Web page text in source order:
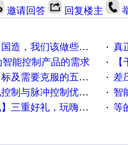
邀请回答 回复楼主
，我们该做些什么 · 真
智能控制产品的需求 ·
需要克服的五个障碍 · 差
与脉冲控制优缺点 · 智
重好礼，玩嗨夏日！ · 等